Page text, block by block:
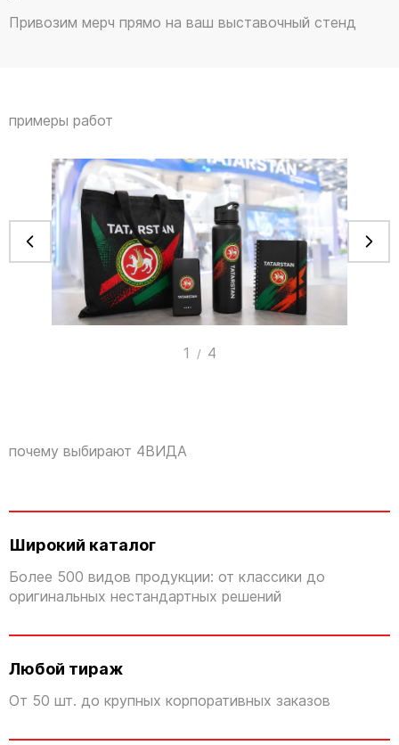
Привозим мерч прямо на ваш выставочный стенд
примеры работ
1 / 4
почему выбирают 4ВИДА
Широкий каталог
Более 500 видов продукции: от классики до
оригинальных нестандартных решений
Любой тираж
От 50 шт. до крупных корпоративных заказов